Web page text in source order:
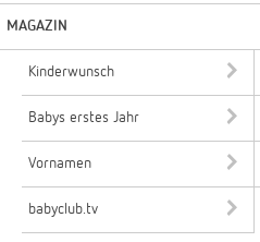
MAGAZIN
Kinderwunsch
Babys erstes Jahr
Vornamen
babyclub.tv